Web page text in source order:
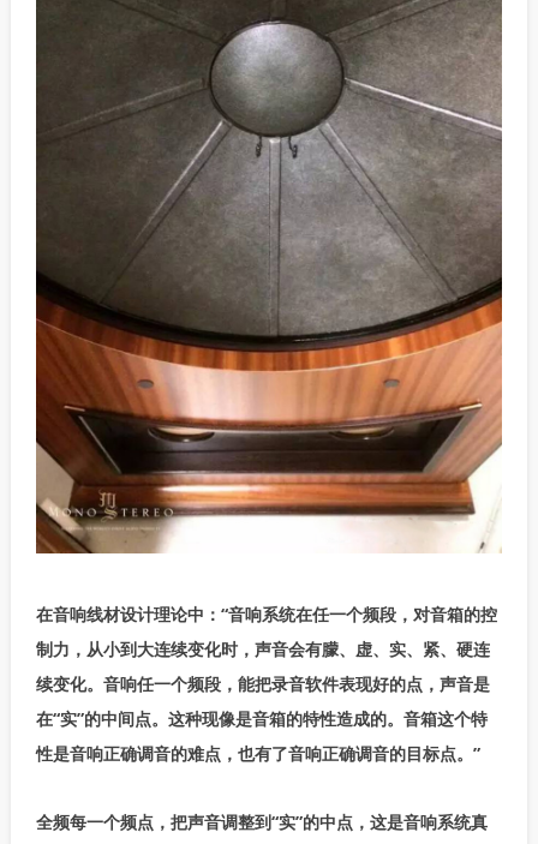
在音响线材设计理论中：“音响系统在任一个频段，对音箱的控
制力，从小到大连续变化时，声音会有朦、虚、实、紧、硬连
续变化。音响任一个频段，能把录音软件表现好的点，声音是
在“实”的中间点。这种现像是音箱的特性造成的。音箱这个特
性是音响正确调音的难点，也有了音响正确调音的目标点。”
全频每一个频点，把声音调整到“实”的中点，这是音响系统真